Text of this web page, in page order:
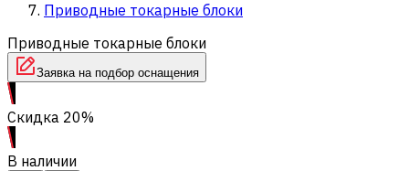
Приводные токарные блоки
Приводные токарные блоки
Заявка на подбор оснащения
Скидка 20%
В наличии